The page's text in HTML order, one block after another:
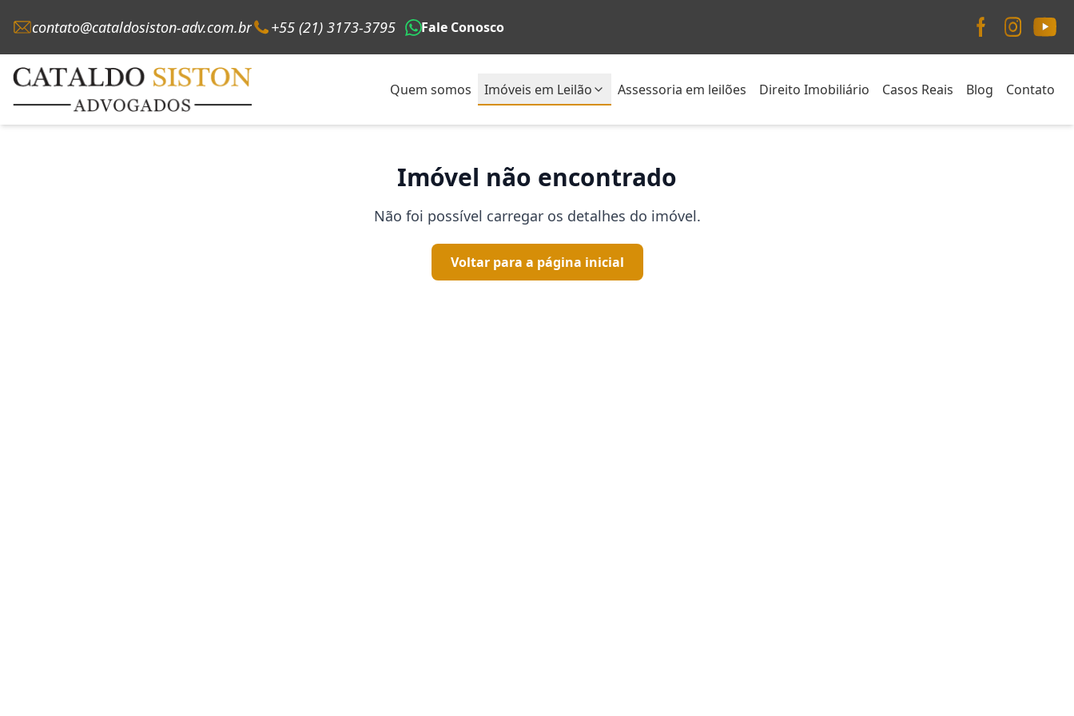
contato@cataldosiston-adv.com.br +55 (21) 3173-3795 Fale Conosco
Quem somos Imóveis em Leilão Assessoria em leilões Direito Imobiliário Casos Reais Blog Contato
Imóvel não encontrado
Não foi possível carregar os detalhes do imóvel.
Voltar para a página inicial